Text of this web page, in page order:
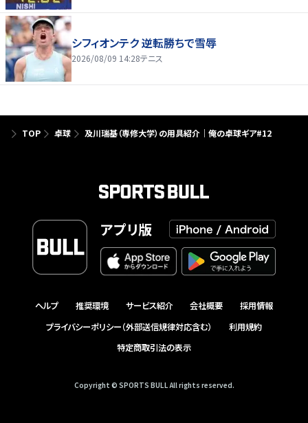
シフィオンテク 逆転勝ちで雪辱
2026/08/09 14:28テニス
TOP 卓球 及川瑞基（専修大学）の用具紹介｜俺の卓球ギア#12
アプリ版
ヘルプ 推奨環境 サービス紹介 会社概要
採用情報
プライバシーポリシー（外部送信規律対応含む）
利用規約
特定商取引法の表示
Copyright © SPORTS BULL All rights reserved.